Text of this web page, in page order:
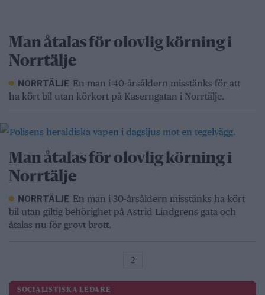
Man åtalas för olovlig körning i
Norrtälje
NORRTÄLJE En man i 40-årsåldern misstänks för att
ha kört bil utan körkort på Kaserngatan i Norrtälje.
Man åtalas för olovlig körning i
Norrtälje
NORRTÄLJE En man i 30-årsåldern misstänks ha kört
bil utan giltig behörighet på Astrid Lindgrens gata och
åtalas nu för grovt brott.
2
SOCIALISTISKA LEDARE